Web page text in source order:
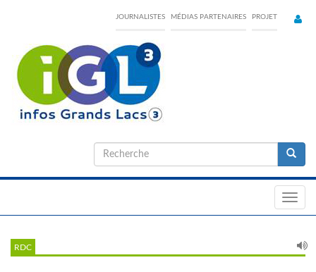
content
JOURNALISTES MÉDIAS PARTENAIRES PROJET
Formulaire
de
RDC